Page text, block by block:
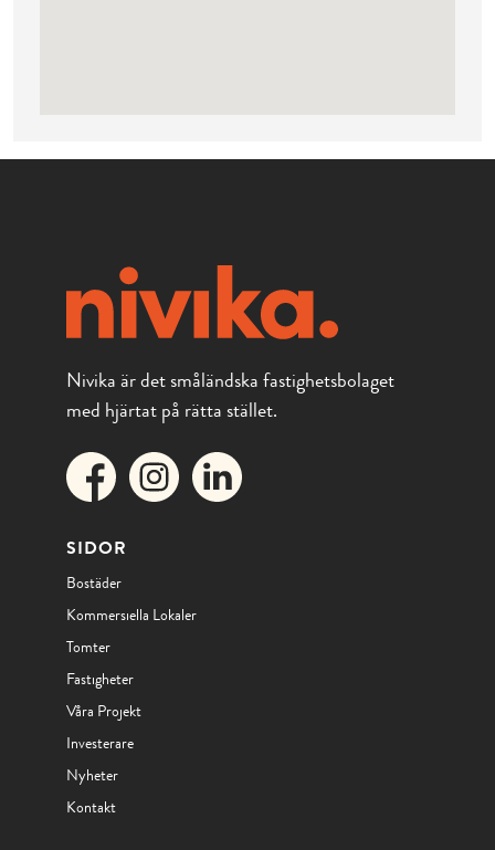
Nivika är det småländska fastighetsbolaget
med hjärtat på rätta stället.
SIDOR
Bostäder
Kommersiella Lokaler
Tomter
Fastigheter
Våra Projekt
Investerare
Nyheter
Kontakt